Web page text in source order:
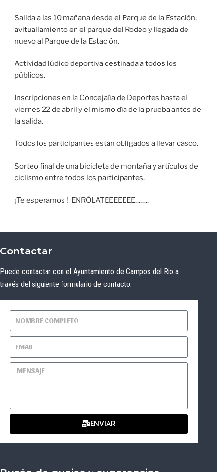
Salida a las 10 mañana desde el Parque de la Estación,
avituallamiento en el parque del Rodeo y llegada de
nuevo al Parque de la Estación.
Actividad lúdico deportiva destinada a todos los
públicos.
Inscripciones en la Concejalía de Deportes hasta el
viernes 22 de abril y el mismo día de la prueba antes de
la salida.
Todos los participantes están obligados a llevar casco.
Sorteo final de una bicicleta de montaña y artículos de
ciclismo entre todos los participantes.
¡Te esperamos ! ENRÓLATEEEEEEE……..
Contactar
Puede contactar con el Ayuntamiento de Campos del Rio a
través del siguiente formulario de contacto:
ENVIAR